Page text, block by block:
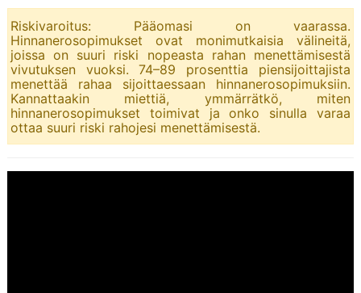
Riskivaroitus: Pääomasi on vaarassa.
Hinnanerosopimukset ovat monimutkaisia välineitä,
joissa on suuri riski nopeasta rahan menettämisestä
vivutuksen vuoksi. 74–89 prosenttia piensijoittajista
menettää rahaa sijoittaessaan hinnanerosopimuksiin.
Kannattaakin miettiä, ymmärrätkö, miten
hinnanerosopimukset toimivat ja onko sinulla varaa
ottaa suuri riski rahojesi menettämisestä.